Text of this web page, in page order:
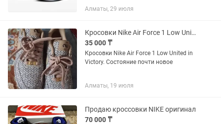
имеет облегченный, гладкий вид, что
Алматы, 29 июля
Кросовки Nike Air Force 1 Low United in Victory.
35 000 ₸
Кросовки Nike Air Force 1 Low United in
Victory. Состояние почти новое
Алматы, 19 июля
Продаю кроссовки NIKE оригинал
70 000 ₸